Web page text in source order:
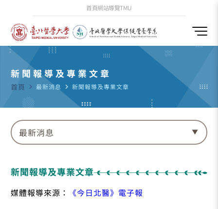
首頁網站導覽TMU
新聞報導及專業文章
首頁 navigate_next 最新消息 navigate_next 新聞報導及專業文章
最新消息
新聞報導及專業文章
媒體報導來源：
《今日北醫》電子報